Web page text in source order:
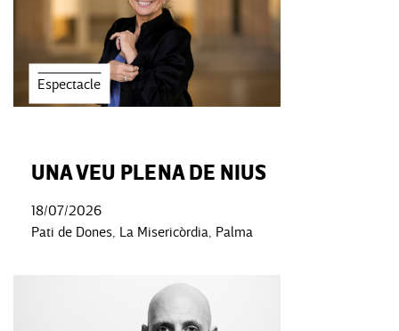
Espectacle
UNA VEU PLENA DE NIUS
18/07/2026
Pati de Dones, La Misericòrdia, Palma